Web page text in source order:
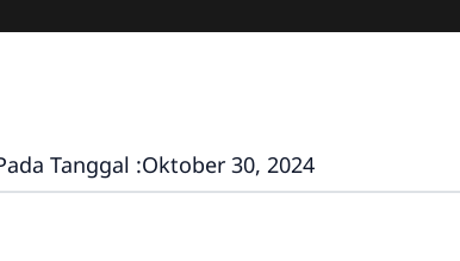
Tanggal :Oktober 30, 2024